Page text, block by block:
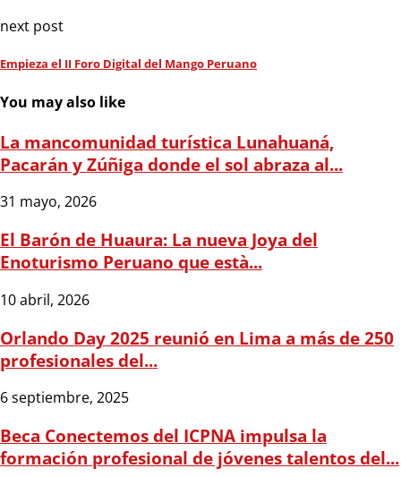
next post
Empieza el II Foro Digital del Mango Peruano
You may also like
La mancomunidad turística Lunahuaná,
Pacarán y Zúñiga donde el sol abraza al...
31 mayo, 2026
El Barón de Huaura: La nueva Joya del
Enoturismo Peruano que està...
10 abril, 2026
Orlando Day 2025 reunió en Lima a más de 250
profesionales del...
6 septiembre, 2025
Beca Conectemos del ICPNA impulsa la
formación profesional de jóvenes talentos del...